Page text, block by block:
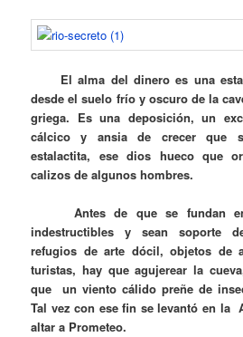
El alma del dinero es una
desde el suelo frío y oscuro de la
griega. Es una deposición, un
cálcico y ansia de crecer que
estalactita, ese dios hueco que
calizos de algunos hombres.
Antes de que se fundan en
indestructibles y sean soporte
refugios de arte dócil, objetos de
turistas, hay que agujerear la
que un viento cálido preñe de
Tal vez con ese fin se levantó en la
altar a Prometeo.